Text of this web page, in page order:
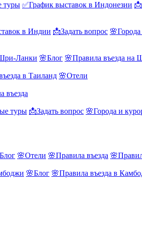
туры ✅График выставок в Индонезии
в Индии 📩Задать вопрос
Ланки 🌸Блог 🌸Правила въезда на
в Таиланд 🌸Отели
въезда
туры 📩Задать вопрос 🌸Города и
🌸Отели 🌸Правила въезда
🌸Блог 🌸Правила въезда в